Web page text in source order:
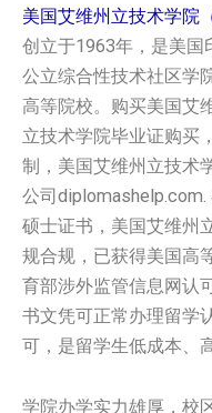
美国艾维州立技术学院
创立于1963年，是美国
公立综合性技术社区学
高等院校。购买美国‌艾
立技术学院毕业证购买
制，美国‌艾维州立技术
公司
硕士证书，美国‌艾维州
规合规，已获得美国高
育部涉外监管信息网认
书文凭可正常办理留学
可，是留学生低成本、
学院办学实力雄厚，校